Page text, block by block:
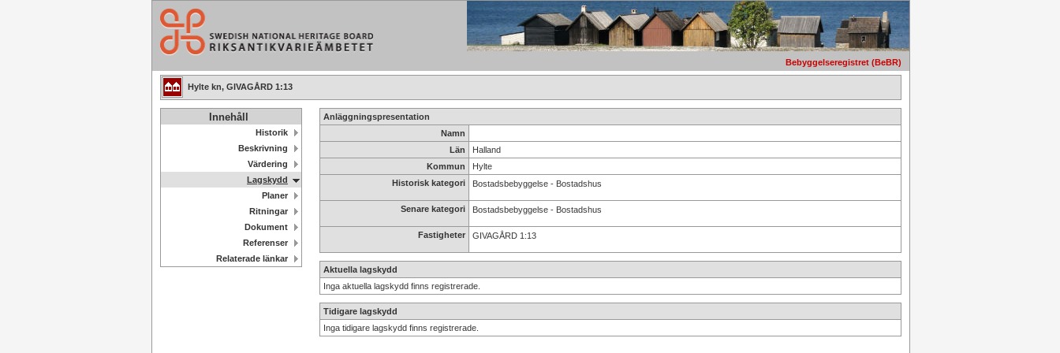
Bebyggelseregistret (BeBR)
Hylte kn, GIVAGÅRD 1:13
Innehåll
Historik
Beskrivning
Värdering
Lagskydd
Planer
Ritningar
Dokument
Referenser
Relaterade länkar
Anläggningspresentation
Namn
Län
Halland
Kommun
Hylte
Historisk kategori
Bostadsbebyggelse - Bostadshus
Senare kategori Bostadsbebyggelse - Bostadshus
Fastigheter GIVAGÅRD 1:13
Aktuella lagskydd
Inga aktuella lagskydd finns registrerade.
Tidigare lagskydd
Inga tidigare lagskydd finns registrerade.